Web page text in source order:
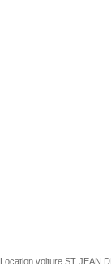
Location voiture ST JEAN